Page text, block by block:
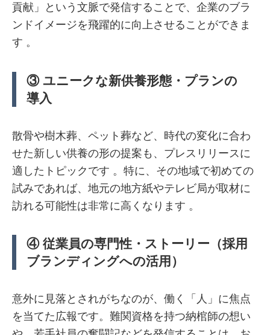
貢献」という文脈で発信することで、企業のブラ
ンドイメージを飛躍的に向上させることができま
す 。
③ ユニークな新供養形態・プランの
導入
散骨や樹木葬、ペット葬など、時代の変化に合わ
せた新しい供養の形の提案も、プレスリリースに
適したトピックです 。特に、その地域で初めての
試みであれば、地元の地方紙やテレビ局が取材に
訪れる可能性は非常に高くなります 。
④ 従業員の専門性・ストーリー（採用
ブランディングへの活用）
意外に見落とされがちなのが、働く「人」に焦点
を当てた広報です。難関資格を持つ納棺師の想い